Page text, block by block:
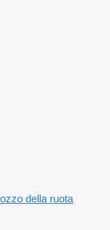
della ruota